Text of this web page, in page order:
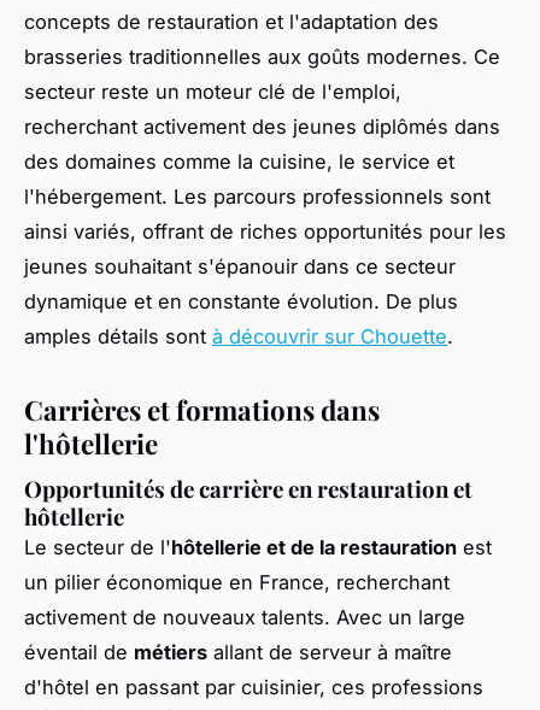
concepts de restauration et l'adaptation des
brasseries traditionnelles aux goûts modernes. Ce
secteur reste un moteur clé de l'emploi,
recherchant activement des jeunes diplômés dans
des domaines comme la cuisine, le service et
l'hébergement. Les parcours professionnels sont
ainsi variés, offrant de riches opportunités pour les
jeunes souhaitant s'épanouir dans ce secteur
dynamique et en constante évolution. De plus
amples détails sont à découvrir sur Chouette.
Carrières et formations dans
l'hôtellerie
Opportunités de carrière en restauration et
hôtellerie
Le secteur de l'hôtellerie et de la restauration est
un pilier économique en France, recherchant
activement de nouveaux talents. Avec un large
éventail de métiers allant de serveur à maître
d'hôtel en passant par cuisinier, ces professions